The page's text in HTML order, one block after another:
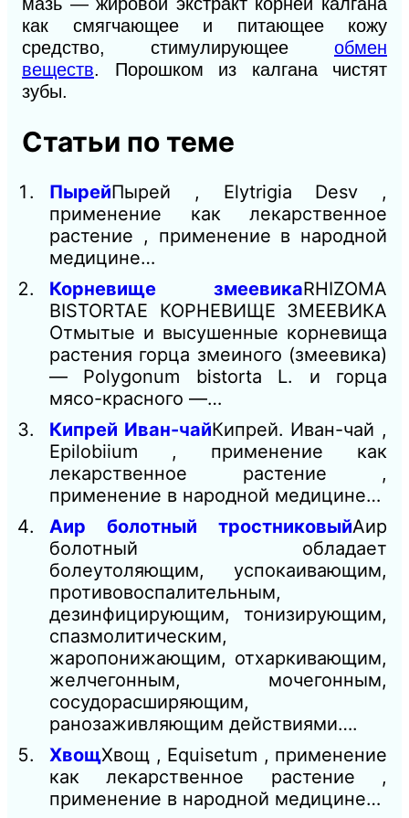
мазь — жировой экстракт корней калгана
как смягчающее и питающее кожу
средство, стимулирующее обмен
веществ. Порошком из калгана чистят
зубы.
Статьи по теме
ПырейПырей , Elytrigia Desv ,
применение как лекарственное
растение , применение в народной
медицине…
Корневище змеевикаRHIZOMA
BISTORTAE КОРНЕВИЩЕ ЗМЕЕВИКА
Отмытые и высушенные корневища
растения горца змеиного (змеевика)
— Polygonum bistorta L. и горца
мясо-красного —…
Кипрей Иван-чайКипрей. Иван-чай ,
Epilobiium , применение как
лекарственное растение ,
применение в народной медицине…
Аир болотный тростниковыйАир
болотный обладает
болеутоляющим, успокаивающим,
противовоспалительным,
дезинфицирующим, тонизирующим,
спазмолитическим,
жаропонижающим, отхаркивающим,
желчегонным, мочегонным,
сосудорасширяющим,
ранозаживляющим действиями….
ХвощХвощ , Equisetum , применение
как лекарственное растение ,
применение в народной медицине…